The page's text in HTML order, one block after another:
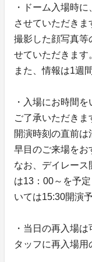
・ドーム入場時
させていただきま
撮影した顔写真等
せていただきます
また、情報は1週
・入場にお時間
ご了承いただきま
開演時刻の直前
早目のご来場をお
なお、デイレー
は13：00～を予
いては15:30開演
・当日の再入場
タッフに再入場用